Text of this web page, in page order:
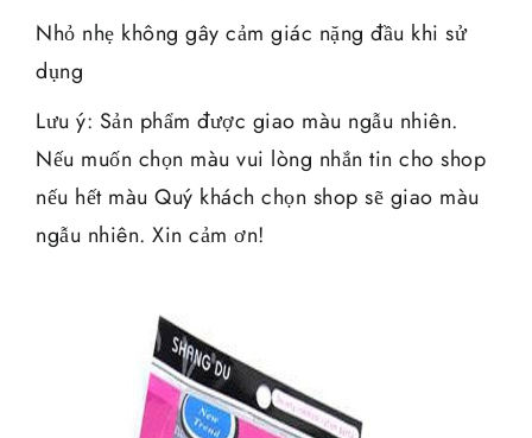
Nhỏ nhẹ không gây cảm giác nặng đầu khi sử
dụng
Lưu ý: Sản phẩm được giao màu ngẫu nhiên.
Nếu muốn chọn màu vui lòng nhắn tin cho shop
nếu hết màu Quý khách chọn shop sẽ giao màu
ngẫu nhiên. Xin cảm ơn!